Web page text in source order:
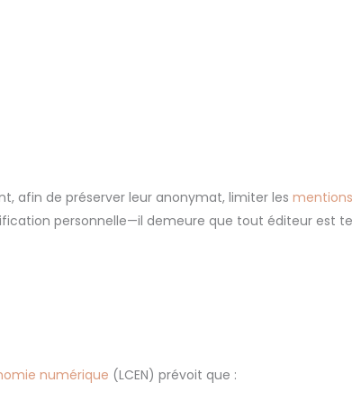
afin de préserver leur anonymat, limiter les
personnelle—il demeure que tout éditeur est
numérique (LCEN) prévoit que :